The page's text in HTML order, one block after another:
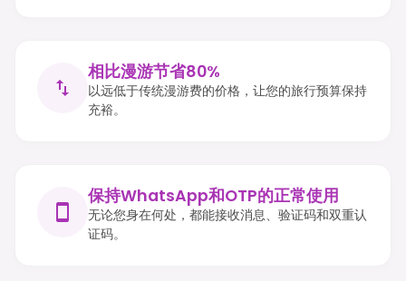
相比漫游节省80%
以远低于传统漫游费的价格，让您的旅行预算保持
充裕。
保持WhatsApp和OTP的正常使用
无论您身在何处，都能接收消息、验证码和双重认
证码。